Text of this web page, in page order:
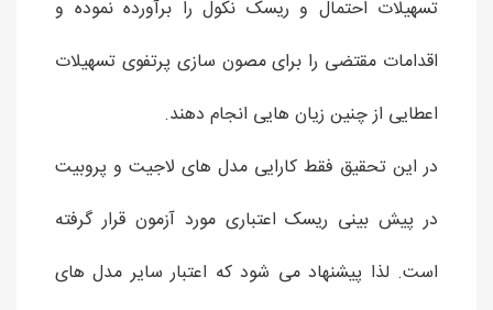
تسهیلات احتمال و ریسک نکول را برآورده نموده و
اقدامات مقتضی را برای مصون سازی پرتفوی تسهیلات
اعطایی از چنین زیان هایی انجام دهند.
در این تحقیق فقط کارایی مدل های لاجیت و پروبیت
در پیش بینی ریسک اعتباری مورد آزمون قرار گرفته
است. لذا پیشنهاد می شود که اعتبار سایر مدل های